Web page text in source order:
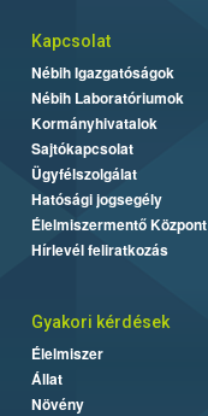
Kapcsolat
Nébih Igazgatóságok
Nébih Laboratóriumok
Kormányhivatalok
Sajtókapcsolat
Ügyfélszolgálat
Hatósági jogsegély
Élelmiszermentő Központ
Hírlevél feliratkozás
Gyakori kérdések
Élelmiszer
Állat
Növény